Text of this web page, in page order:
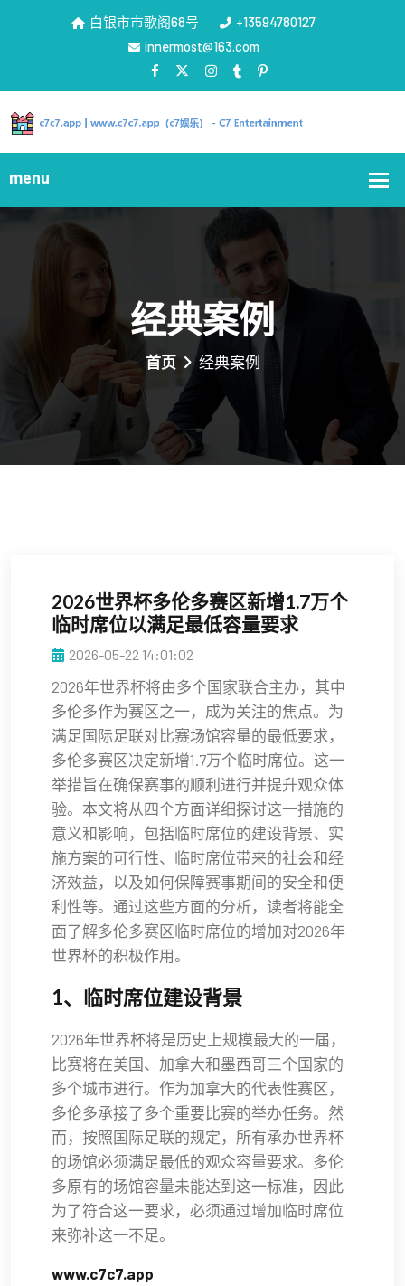
白银市市歌阁68号
+13594780127
innermost@163.com
经典案例
首页 经典案例
2026世界杯多伦多赛区新增1.7万个
临时席位以满足最低容量要求
2026-05-22 14:01:02
2026年世界杯将由多个国家联合主办，其中
多伦多作为赛区之一，成为关注的焦点。为
满足国际足联对比赛场馆容量的最低要求，
多伦多赛区决定新增1.7万个临时席位。这一
举措旨在确保赛事的顺利进行并提升观众体
验。本文将从四个方面详细探讨这一措施的
意义和影响，包括临时席位的建设背景、实
施方案的可行性、临时席位带来的社会和经
济效益，以及如何保障赛事期间的安全和便
利性等。通过这些方面的分析，读者将能全
面了解多伦多赛区临时席位的增加对2026年
世界杯的积极作用。
1、临时席位建设背景
2026年世界杯将是历史上规模最大的一届，
比赛将在美国、加拿大和墨西哥三个国家的
多个城市进行。作为加拿大的代表性赛区，
多伦多承接了多个重要比赛的举办任务。然
而，按照国际足联的规定，所有承办世界杯
的场馆必须满足最低的观众容量要求。多伦
多原有的场馆容量未能达到这一标准，因此
为了符合这一要求，必须通过增加临时席位
来弥补这一不足。
www.c7c7.app